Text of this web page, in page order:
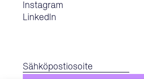
Instagram
LinkedIn